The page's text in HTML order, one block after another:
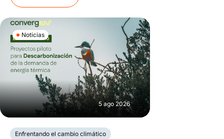
Noticias
5 ago 2026
Enfrentando el cambio climático